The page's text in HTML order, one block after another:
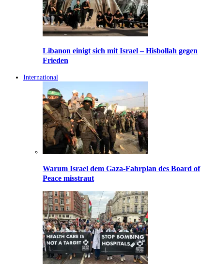
Libanon einigt sich mit Israel – Hisbollah gegen
Frieden
International
Warum Israel dem Gaza-Fahrplan des Board of
Peace misstraut